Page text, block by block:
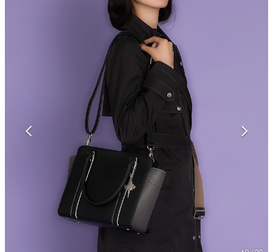
ゲームが変えた日本語
「経験値」「裏技」「ラスボス」… ゲームにまつわる言葉
の起源や用法の変遷を、コンピューター文化史研究家・タ
イニーP氏が徹底調査。
女性向け
アプリレビュー
その他
電ファミニコゲーマーとは？